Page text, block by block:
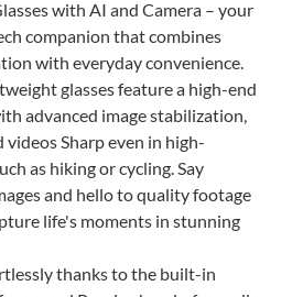
Tottus y otros vendedores tienen:
de hormigón, morteros, yeso y otros
hormigón, albañilería.
de combustión.
tienen:
de hormigón, morteros, yeso y otros
o a combustión, electrodomésticos,
colchones, muebles, bicicletas y
with AI and Camera – your
companion that combines
with everyday convenience.
glasses feature a high-end
advanced image stabilization,
Sharp even in high-
as hiking or cycling. Say
and hello to quality footage
life's moments in stunning
thanks to the built-in